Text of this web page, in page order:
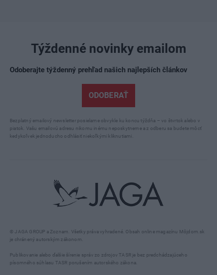
© JAGA GROUP a Zoznam. Všetky práva vyhradené. Obsah online magazínu Môjdom.sk
je chránený autorským zákonom.
Publikovanie alebo ďalšie šírenie správ zo zdrojov TASR je bez predchádzajúceho
písomného súhlasu TASR porušením autorského zákona.
Týždenné novinky emailom
Odoberajte týždenný prehľad našich najlepších článkov
ODOBERAŤ
Bezplatný emailový newsletter posielame obvykle ku koncu týždňa – vo štvrtok alebo v
piatok. Vašu emailovú adresu nikomu inému neposkytneme a z odberu sa budete môcť
kedykoľvek jednoducho odhlásiť niekoľkými kliknutiami.